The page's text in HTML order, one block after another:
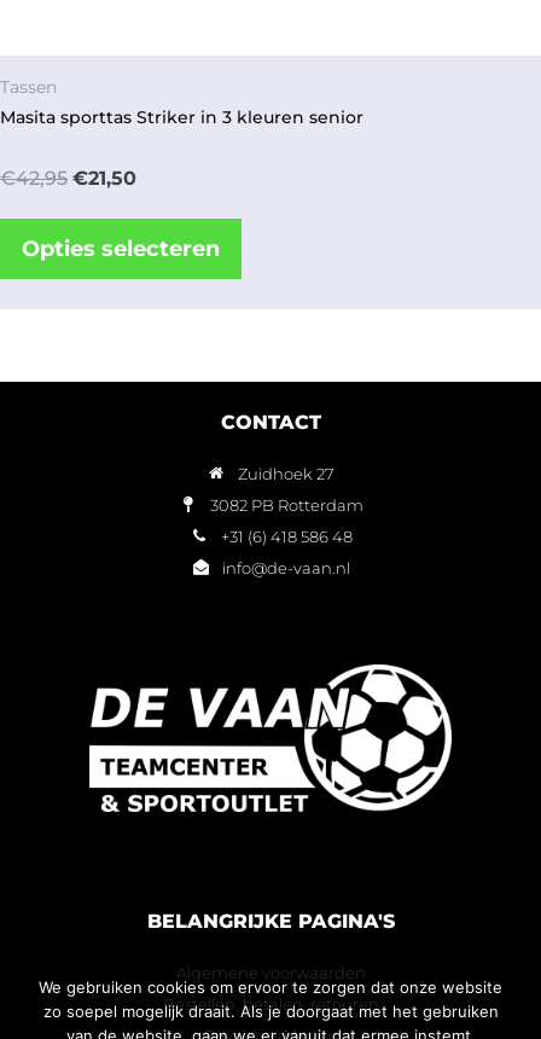
Tassen
Masita sporttas Striker in 3 kleuren senior
€42,95 €21,50
Opties selecteren
CONTACT
Zuidhoek 27
3082 PB Rotterdam
+31 (6) 418 586 48
info@de-vaan.nl
BELANGRIJKE PAGINA'S
Algemene voorwaarden
Bestellen, betalen, retouren
Privacyverklaring
We gebruiken cookies om ervoor te zorgen dat onze website
zo soepel mogelijk draait. Als je doorgaat met het gebruiken